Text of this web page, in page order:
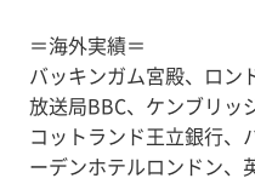
＝海外実績＝
バッキンガム宮殿、ロン
放送局BBC、ケンブリッ
コットランド王立銀行、
ーデンホテルロンドン、